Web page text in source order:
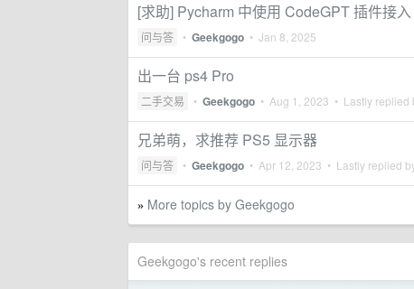
[求助] Pycharm 中使用 CodeGPT 插件接
问与答 • Geekgogo • Jan 8, 2025
出一台 ps4 Pro
二手交易 • Geekgogo • Aug 1, 2023 • Lastly replied
兄弟萌，求推荐 PS5 显示器
问与答 • Geekgogo • Apr 12, 2023 • Lastly replied
» More topics by Geekgogo
Geekgogo's recent replies